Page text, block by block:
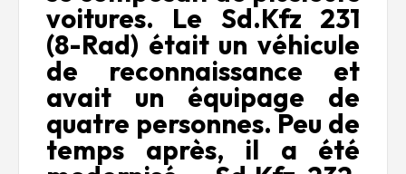
voitures. Le Sd.Kfz 231
(8-Rad) était un véhicule
de reconnaissance et
avait un équipage de
quatre personnes. Peu de
temps après, il a été